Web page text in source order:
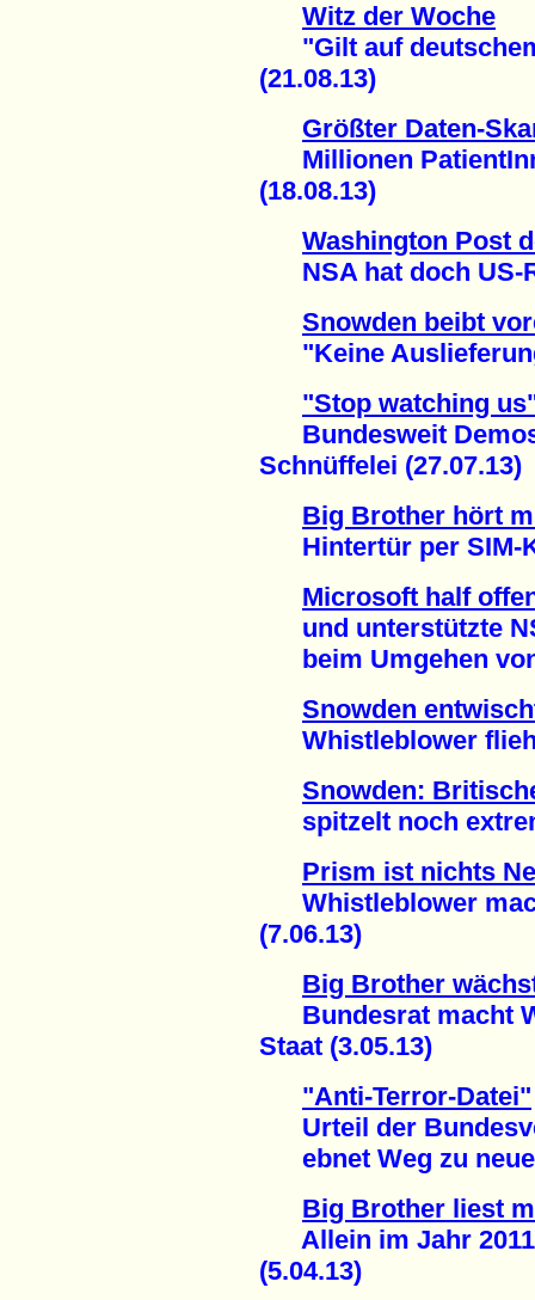
Witz der Woche
"Gilt auf
(21.08.13)
Größter Daten-
Millionen
(18.08.13)
Washington Post
NSA hat doch US-
Snowden beibt
"Keine
"Stop watching
Bundesweit
Schnüffelei (27.07.13)
Big Brother hört
Hintertür per SIM-
Microsoft half
und unterstützte
beim Umgehen von
Snowden
Whistleblower flieht
Snowden:
spitzelt noch
Prism ist nichts
Whistleblower
(7.06.13)
Big Brother
Bundesrat macht
Staat (3.05.13)
"Anti-Terror-Datei"
Urteil der
ebnet Weg zu
Big Brother liest
Allein im Jahr
(5.04.13)